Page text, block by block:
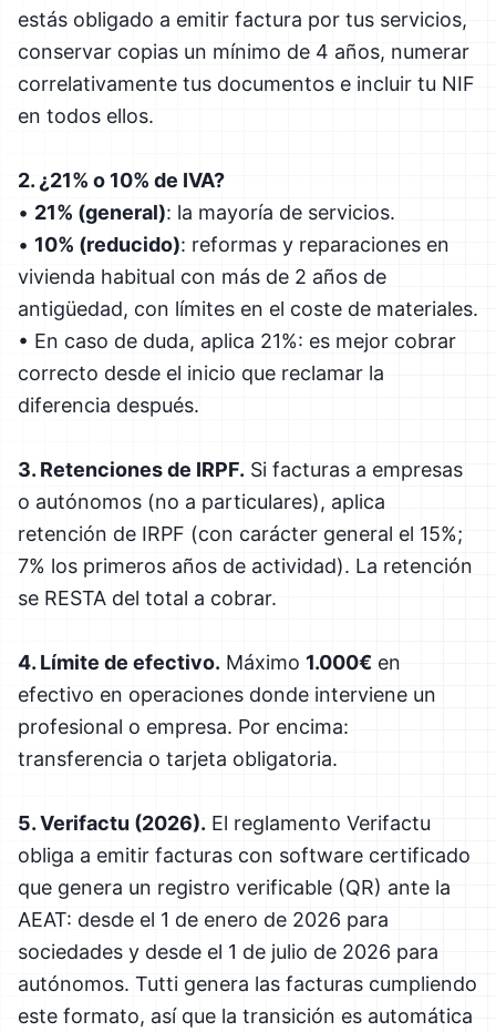
estás obligado a emitir factura por tus servicios,
conservar copias un mínimo de 4 años, numerar
correlativamente tus documentos e incluir tu NIF
en todos ellos.
2. ¿21% o 10% de IVA?
• 21% (general): la mayoría de servicios.
• 10% (reducido): reformas y reparaciones en
vivienda habitual con más de 2 años de
antigüedad, con límites en el coste de materiales.
• En caso de duda, aplica 21%: es mejor cobrar
correcto desde el inicio que reclamar la
diferencia después.
3. Retenciones de IRPF. Si facturas a empresas
o autónomos (no a particulares), aplica
retención de IRPF (con carácter general el 15%;
7% los primeros años de actividad). La retención
se RESTA del total a cobrar.
4. Límite de efectivo. Máximo 1.000€ en
efectivo en operaciones donde interviene un
profesional o empresa. Por encima:
transferencia o tarjeta obligatoria.
5. Verifactu (2026). El reglamento Verifactu
obliga a emitir facturas con software certificado
que genera un registro verificable (QR) ante la
AEAT: desde el 1 de enero de 2026 para
sociedades y desde el 1 de julio de 2026 para
autónomos. Tutti genera las facturas cumpliendo
este formato, así que la transición es automática